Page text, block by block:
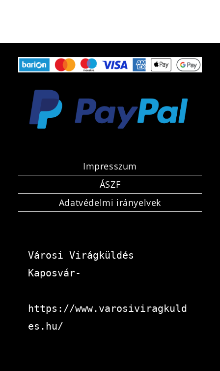
Impresszum
ÁSZF
Adatvédelmi irányelvek
Városi Virágküldés
Kaposvár-
https://www.varosiviragkuld
es.hu/